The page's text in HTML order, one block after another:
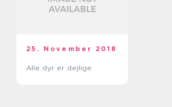
25. November 2018
Alle dyr er dejlige